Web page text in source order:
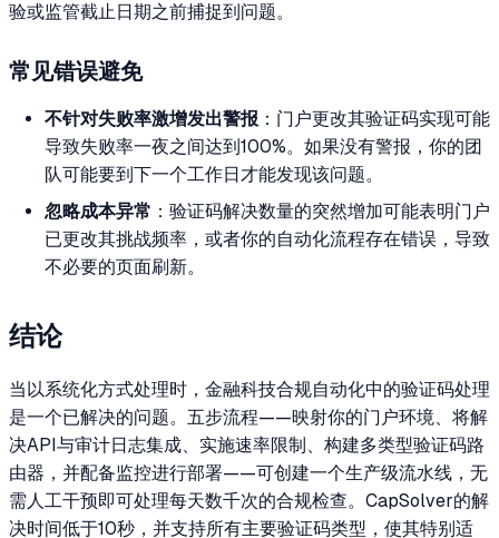
验或监管截止日期之前捕捉到问题。
常见错误避免
不针对失败率激增发出警报 ：门户更改其验证码实现可能
导致失败率一夜之间达到100%。如果没有警报，你的团
队可能要到下一个工作日才能发现该问题。
忽略成本异常 ：验证码解决数量的突然增加可能表明门户
已更改其挑战频率，或者你的自动化流程存在错误，导致
不必要的页面刷新。
结论
当以系统化方式处理时，金融科技合规自动化中的验证码处理
是一个已解决的问题。五步流程——映射你的门户环境、将解
决API与审计日志集成、实施速率限制、构建多类型验证码路
由器，并配备监控进行部署——可创建一个生产级流水线，无
需人工干预即可处理每天数千次的合规检查。CapSolver的解
决时间低于10秒，并支持所有主要验证码类型，使其特别适